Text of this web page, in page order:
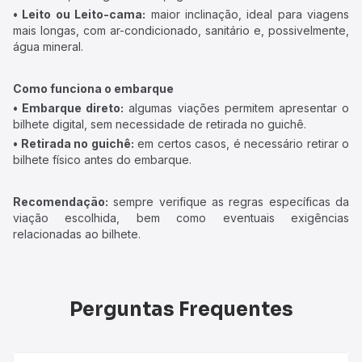
• Leito ou Leito-cama: maior inclinação, ideal para viagens
mais longas, com ar-condicionado, sanitário e, possivelmente,
água mineral.
Como funciona o embarque
• Embarque direto: algumas viações permitem apresentar o
bilhete digital, sem necessidade de retirada no guichê.
• Retirada no guichê: em certos casos, é necessário retirar o
bilhete físico antes do embarque.
Recomendação: sempre verifique as regras específicas da
viação escolhida, bem como eventuais exigências
relacionadas ao bilhete.
Perguntas Frequentes